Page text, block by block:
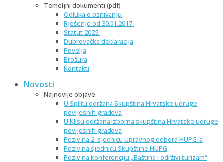
Temeljni dokumenti (pdf)
Odluka o osnivanju
Rješenje od 30.01.2017.
Statut 2025.
Dubrovačka deklaracija
Povelja
Brošura
Kontakti
Novosti
Najnovije objave
U Splitu održana Skupština Hrvatske udruge
povijesnih gradova
U Klisu održana izborna skupština Hrvatske udruge
povijesnih gradova
Poziv na 2. sjednicu Upravnog odbora HUPG-a
Poziv na sjednicu Skupštine HUPG
Poziv na konferenciju „Baština i održivi turizam“